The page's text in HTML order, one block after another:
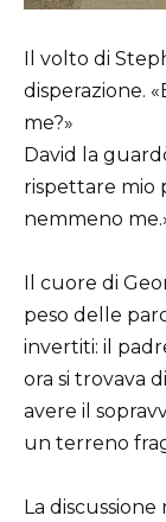
Il volto di
disperazione.
me?»
David la
rispettare mio
nemmeno
Il cuore di
peso delle
invertiti: il
ora si trovava
avere il
un terreno
La